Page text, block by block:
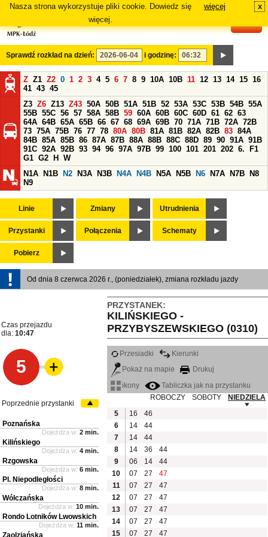
Nasza strona wykorzystuje pliki cookie. Dowiedz się
więcej.
więcej x
Sprawdź rozkład na dzień: i godzinę:
Z Z1 Z2 0 1 2 3 4 5 6 7 8 9 10A 10B 11 12 13 14 15 16
41 43 45
Z3 Z6 Z13 Z43 50A 50B 51A 51B 52 53A 53C 53B 54B 55A
55B 55C 56 57 58A 58B 59 60A 60B 60C 60D 61 62 63
64A 64B 65A 65B 66 67 68 69A 69B 70 71A 71B 72A 72B
73 75A 75B 76 77 78 80A 80B 81A 81B 82A 82B 83 84A
84B 85A 85B 86 87A 87B 88A 88B 88C 88D 89 90 91A 91B
91C 92A 92B 93 94 96 97A 97B 99 100 101 201 202 6.
F1
G1 G2 H
W
N1A
N1B N2 N3A N3B N4A N4B N5A N5B N6 N7A N7B
N8
N9
Linie Zmiany Utrudnienia
Przystanki Połączenia Schematy
Pobierz
Od dnia 8 czerwca 2026 r., (poniedziałek), zmiana rozkładu jazdy
PRZYSTANEK:
KILIŃSKIEGO -
PRZYBYSZEWSKIEGO (0310)
Czas przejazdu
dla: 10:47
5
Przesiadki
Kierunki
Pokaż na mapie
Drukuj
ikony
Tabliczka jak na przystanku
ROBOCZY
SOBOTY
NIEDZIELA
5
16
46
6
14
44
7
14
44
8
14 36
44
9
06 14
44
10
07 27
47
11
07 27
47
12
07 27
47
13
07 27
47
14
07 27
47
15
07 27 47
Poprzednie przystanki
Poznańska
Dojeżdża w: 2 min.
Kilińskiego
Dojeżdża w: 4 min.
Rzgowska
Dojeżdża w: 6 min.
Pl. Niepodległości
Dojeżdża w: 8 min.
Wólczańska
Dojeżdża w: 10 min.
Rondo Lotników Lwowskich
Dojeżdża w: 11 min.
Zaolziańska